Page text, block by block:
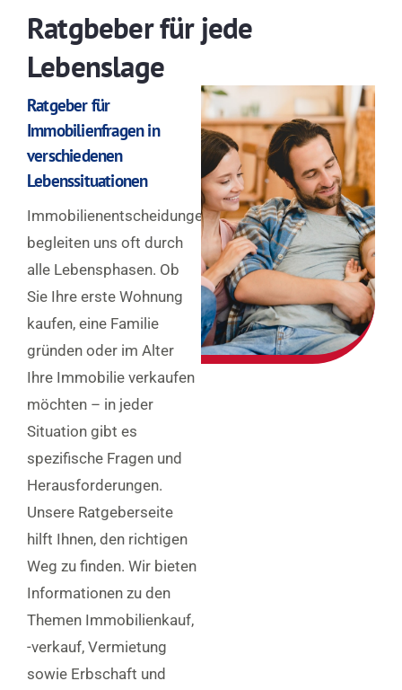
Ratgbeber für jede
Lebenslage
Ratgeber für
Immobilienfragen in
verschiedenen
Lebenssituationen
Immobilienentscheidungen
begleiten uns oft durch
alle Lebensphasen. Ob
Sie Ihre erste Wohnung
kaufen, eine Familie
gründen oder im Alter
Ihre Immobilie verkaufen
möchten – in jeder
Situation gibt es
spezifische Fragen und
Herausforderungen.
Unsere Ratgeberseite
hilft Ihnen, den richtigen
Weg zu finden. Wir bieten
Informationen zu den
Themen Immobilienkauf,
-verkauf, Vermietung
sowie Erbschaft und